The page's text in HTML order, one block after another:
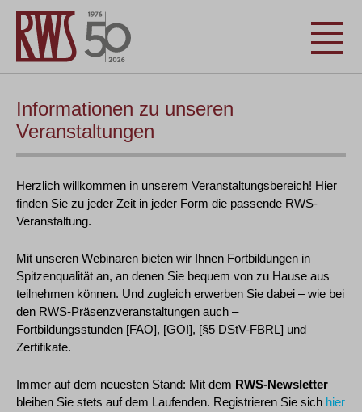
Informationen zu unseren
Veranstaltungen
Herzlich willkommen in unserem Veranstaltungsbereich! Hier
finden Sie zu jeder Zeit in jeder Form die passende RWS-
Veranstaltung.
Mit unseren Webinaren bieten wir Ihnen Fortbildungen in
Spitzenqualität an, an denen Sie bequem von zu Hause aus
teilnehmen können. Und zugleich erwerben Sie dabei – wie bei
den RWS-Präsenzveranstaltungen auch –
Fortbildungsstunden [FAO], [GOI], [§5 DStV-FBRL] und
Zertifikate.
Immer auf dem neuesten Stand: Mit dem RWS-Newsletter
bleiben Sie stets auf dem Laufenden. Registrieren Sie sich hier